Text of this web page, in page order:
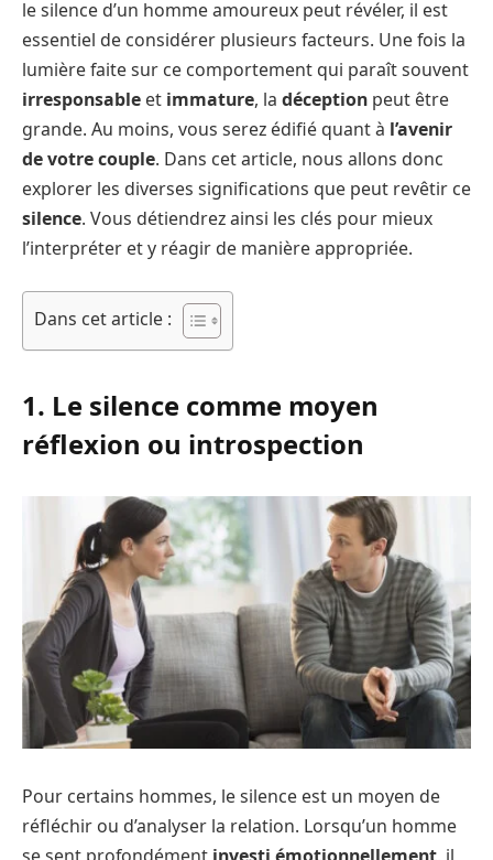
le silence d’un homme amoureux peut révéler, il est
essentiel de considérer plusieurs facteurs. Une fois la
lumière faite sur ce comportement qui paraît souvent
irresponsable et immature, la déception peut être
grande. Au moins, vous serez édifié quant à l’avenir
de votre couple. Dans cet article, nous allons donc
explorer les diverses significations que peut revêtir ce
silence. Vous détiendrez ainsi les clés pour mieux
l’interpréter et y réagir de manière appropriée.
Dans cet article :
1. Le silence comme moyen
réflexion ou introspection
Pour certains hommes, le silence est un moyen de
réfléchir ou d’analyser la relation. Lorsqu’un homme